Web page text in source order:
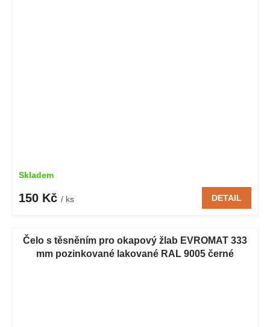
Skladem
150 Kč / ks DETAIL
Čelo s těsněním pro okapový žlab EVROMAT 333
mm pozinkované lakované RAL 9005 černé